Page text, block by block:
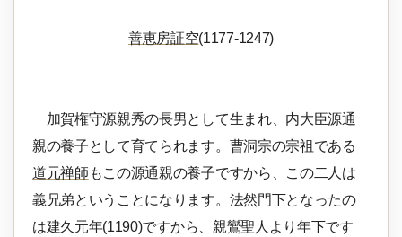
善恵房証空(1177-1247)
加賀権守源親秀の長男として生まれ、内大臣源通
親の養子として育てられます。曹洞宗の宗祖である
道元禅師 もこの源通親の養子ですから、この二人は
義兄弟ということになります。法然門下となったの
は建久元年(1190)ですから、 親鸞聖人 より年下です